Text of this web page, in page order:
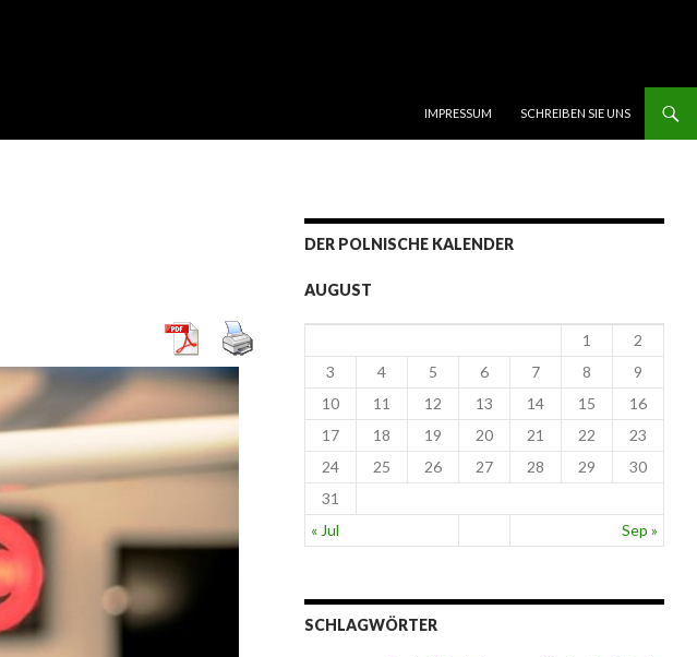
IMPRESSUM
SCHREIBEN SIE UNS
DER POLNISCHE KALENDER
AUGUST
« Jul Sep »
1
2
3
4 5 6 7 8
9
10
11 12 13 14 15
16
17
18 19 20 21 22
23
24
25 26 27 28 29
30
31
SCHLAGWÖRTER